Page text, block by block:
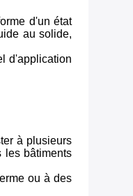
d'un état
au solide,
d'application
à plusieurs
les bâtiments
ou à des